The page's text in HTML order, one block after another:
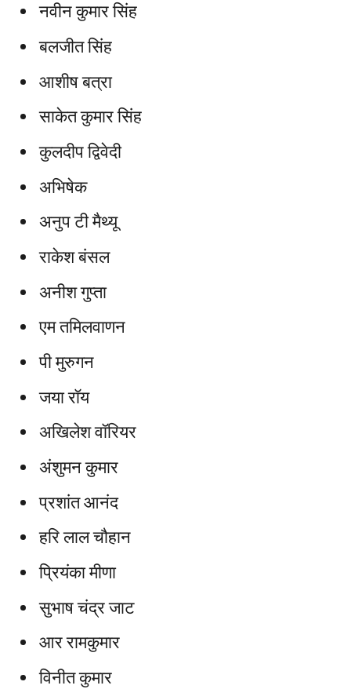
नवीन कुमार सिंह
बलजीत सिंह
आशीष बत्रा
साकेत कुमार सिंह
कुलदीप द्विवेदी
अभिषेक
अनुप टी मैथ्यू
राकेश बंसल
अनीश गुप्ता
एम तमिलवाणन
पी मुरुगन
जया रॉय
अखिलेश वॉरियर
अंशुमन कुमार
प्रशांत आनंद
हरि लाल चौहान
प्रियंका मीणा
सुभाष चंद्र जाट
आर रामकुमार
विनीत कुमार